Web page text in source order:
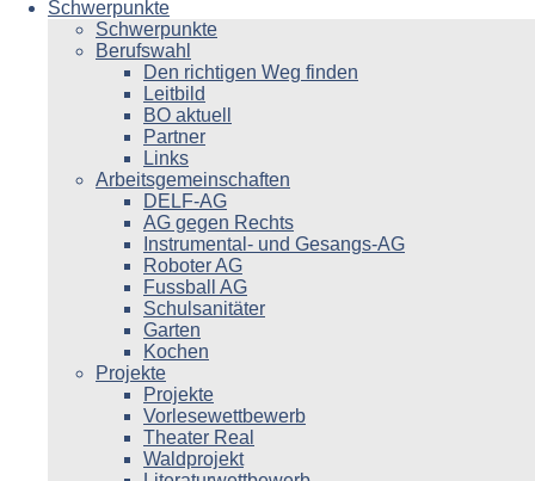
Schwerpunkte
Schwerpunkte
Berufswahl
Den richtigen Weg finden
Leitbild
BO aktuell
Partner
Links
Arbeitsgemeinschaften
DELF-AG
AG gegen Rechts
Instrumental- und Gesangs-AG
Roboter AG
Fussball AG
Schulsanitäter
Garten
Kochen
Projekte
Projekte
Vorlesewettbewerb
Theater Real
Waldprojekt